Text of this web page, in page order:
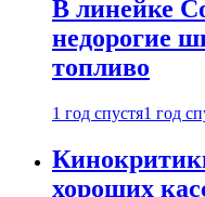
В линейке
недорогие
топливо
1 год спустя1 год
хороших